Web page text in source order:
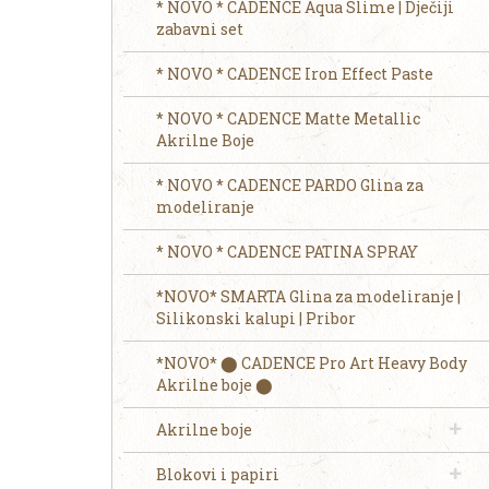
* NOVO * CADENCE Aqua Slime | Dječiji
zabavni set
* NOVO * CADENCE Iron Effect Paste
* NOVO * CADENCE Matte Metallic
Akrilne Boje
* NOVO * CADENCE PARDO Glina za
modeliranje
* NOVO * CADENCE PATINA SPRAY
*NOVO* SMARTA Glina za modeliranje |
Silikonski kalupi | Pribor
*NOVO* ⬤ CADENCE Pro Art Heavy Body
Akrilne boje ⬤
Akrilne boje
Blokovi i papiri